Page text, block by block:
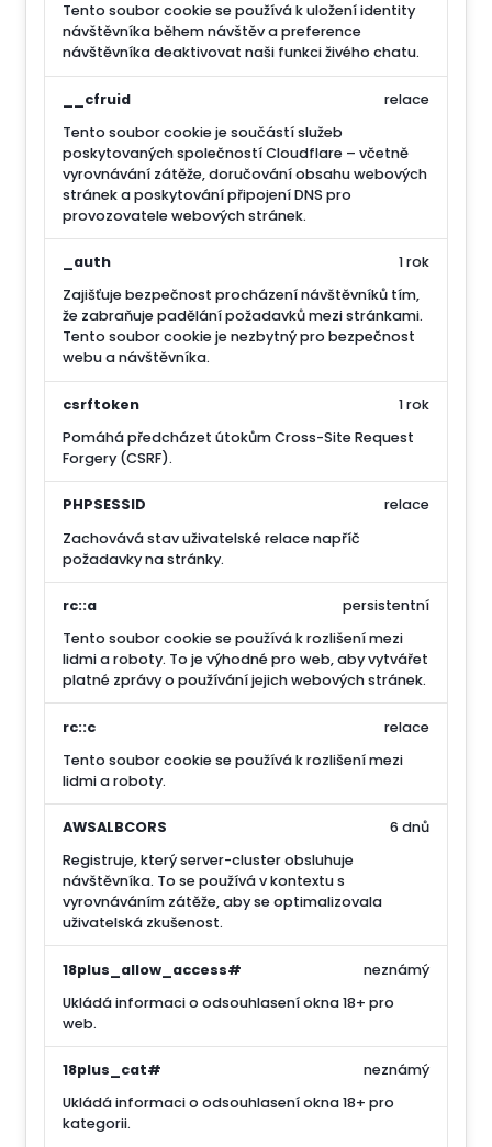
Tento soubor cookie se používá k uložení identity
návštěvníka během návštěv a preference
návštěvníka deaktivovat naši funkci živého chatu.
__cfruid
Tento soubor cookie je součástí služeb
poskytovaných společností Cloudflare – včetně
vyrovnávání zátěže, doručování obsahu webových
stránek a poskytování připojení DNS pro
provozovatele webových stránek.
relace
_auth
Zajišťuje bezpečnost procházení návštěvníků tím,
že zabraňuje padělání požadavků mezi stránkami.
Tento soubor cookie je nezbytný pro bezpečnost
webu a návštěvníka.
1 rok
csrftoken
Pomáhá předcházet útokům Cross-Site Request
Forgery (CSRF).
1 rok
PHPSESSID
Zachovává stav uživatelské relace napříč
požadavky na stránky.
relace
rc::a
Tento soubor cookie se používá k rozlišení mezi
lidmi a roboty. To je výhodné pro web, aby vytvářet
platné zprávy o používání jejich webových stránek.
persistentní
rc::c
Tento soubor cookie se používá k rozlišení mezi
lidmi a roboty.
relace
AWSALBCORS
Registruje, který server-cluster obsluhuje
návštěvníka. To se používá v kontextu s
vyrovnáváním zátěže, aby se optimalizovala
uživatelská zkušenost.
6 dnů
18plus_allow_access#
Ukládá informaci o odsouhlasení okna 18+ pro
web.
neznámý
18plus_cat#
Ukládá informaci o odsouhlasení okna 18+ pro
kategorii.
neznámý